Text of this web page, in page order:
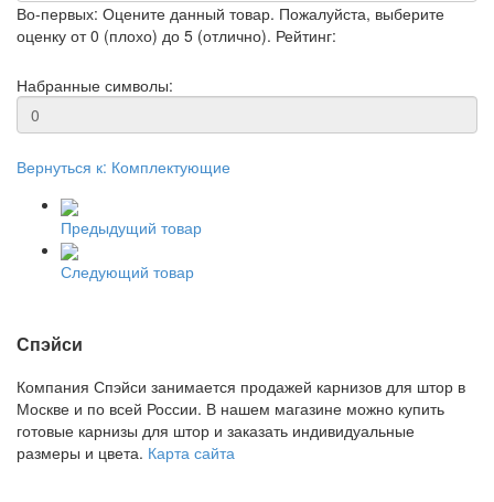
Во-первых: Оцените данный товар. Пожалуйста, выберите
оценку от 0 (плохо) до 5 (отлично). Рейтинг:
Набранные символы:
Вернуться к: Комплектующие
Предыдущий товар
Следующий товар
Спэйси
Компания Спэйси занимается продажей карнизов для штор в
Москве и по всей России. В нашем магазине можно купить
готовые карнизы для штор и заказать индивидуальные
размеры и цвета. Карта сайта